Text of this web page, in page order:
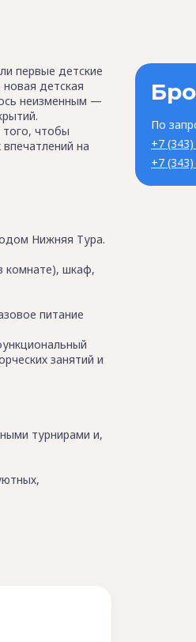
первые детские
детская
неизменным —
чтобы
на
Нижняя Тура.
комнате), шкаф,
питание
занятий и
турнирами и,
По
+7
+7